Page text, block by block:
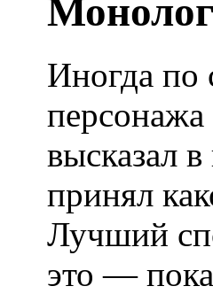
Монолог
Иногда по
персонажа
высказал
принял
Лучший
это —